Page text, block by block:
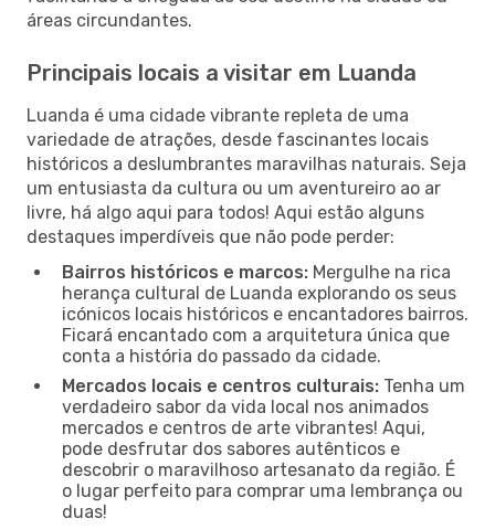
áreas circundantes.
Principais locais a visitar em Luanda
Luanda é uma cidade vibrante repleta de uma
variedade de atrações, desde fascinantes locais
históricos a deslumbrantes maravilhas naturais. Seja
um entusiasta da cultura ou um aventureiro ao ar
livre, há algo aqui para todos! Aqui estão alguns
destaques imperdíveis que não pode perder:
Bairros históricos e marcos: Mergulhe na rica
herança cultural de Luanda explorando os seus
icónicos locais históricos e encantadores bairros.
Ficará encantado com a arquitetura única que
conta a história do passado da cidade.
Mercados locais e centros culturais: Tenha um
verdadeiro sabor da vida local nos animados
mercados e centros de arte vibrantes! Aqui,
pode desfrutar dos sabores autênticos e
descobrir o maravilhoso artesanato da região. É
o lugar perfeito para comprar uma lembrança ou
duas!